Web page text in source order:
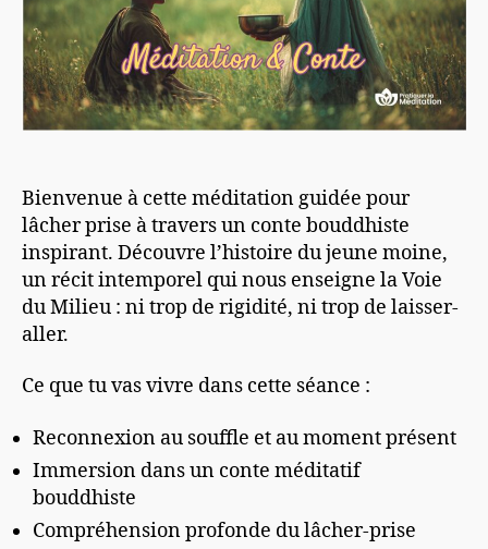
Bienvenue à cette méditation guidée pour
lâcher prise à travers un conte bouddhiste
inspirant. Découvre l’histoire du jeune moine,
un récit intemporel qui nous enseigne la Voie
du Milieu : ni trop de rigidité, ni trop de laisser-
aller.
Ce que tu vas vivre dans cette séance :
Reconnexion au souffle et au moment présent
Immersion dans un conte méditatif
bouddhiste
Compréhension profonde du lâcher-prise